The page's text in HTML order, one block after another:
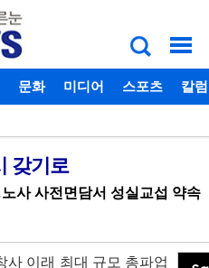
번호찾기
문화 미디어 스포츠 칼럼
갖기로
사 사전면담서 성실교섭 약속
사 이래 최대 규모 총파업